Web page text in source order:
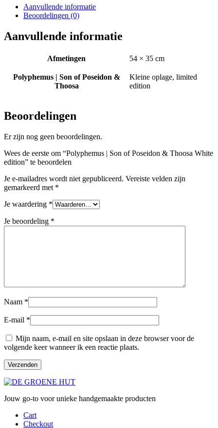
Thoosa
edition
aantal
Aanvullende informatie
Beoordelingen (0)
Aanvullende informatie
Afmetingen 54 × 35 cm
Polyphemus | Son of Poseidon &
Thoosa
Kleine oplage, limited
edition
Beoordelingen
Er zijn nog geen beoordelingen.
Wees de eerste om “Polyphemus | Son of Poseidon & Thoosa White
edition” te beoordelen
Je e-mailadres wordt niet gepubliceerd. Vereiste velden zijn
gemarkeerd met *
Je waardering *
Je beoordeling *
Naam *
E-mail *
Mijn naam, e-mail en site opslaan in deze browser voor de
volgende keer wanneer ik een reactie plaats.
Jouw go-to voor unieke handgemaakte producten
Cart
Checkout